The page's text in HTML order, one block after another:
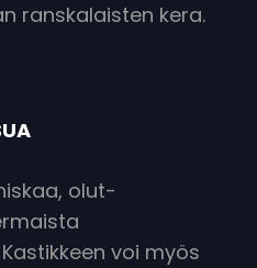
ranskalaisten kera.
olut-
voi myös